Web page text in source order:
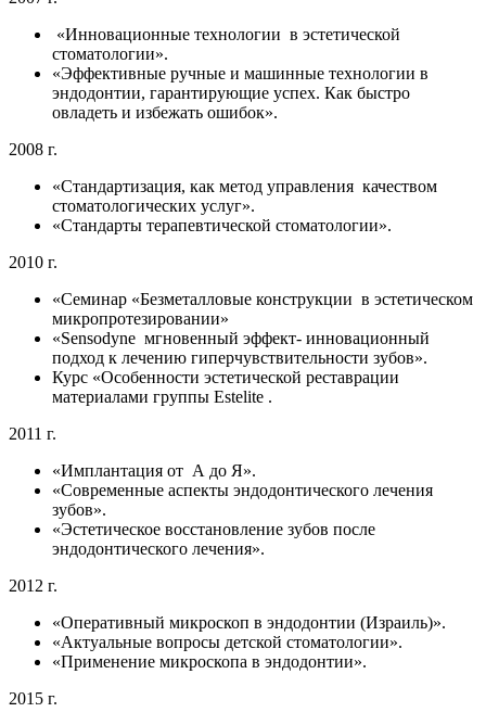
«Инновационные технологии в эстетической
стоматологии».
«Эффективные ручные и машинные технологии в
эндодонтии, гарантирующие успех. Как быстро
овладеть и избежать ошибок».
2008 г.
«Стандартизация, как метод управления качеством
стоматологических услуг».
«Стандарты терапевтической стоматологии».
2010 г.
«Семинар «Безметалловые конструкции в эстетическом
микропротезировании»
«Sensodyne мгновенный эффект- инновационный
подход к лечению гиперчувствительности зубов».
Курс «Особенности эстетической реставрации
материалами группы Estelite .
2011 г.
«Имплантация от А до Я».
«Современные аспекты эндодонтического лечения
зубов».
«Эстетическое восстановление зубов после
эндодонтического лечения».
2012 г.
«Оперативный микроскоп в эндодонтии (Израиль)».
«Актуальные вопросы детской стоматологии».
«Применение микроскопа в эндодонтии».
2015 г.